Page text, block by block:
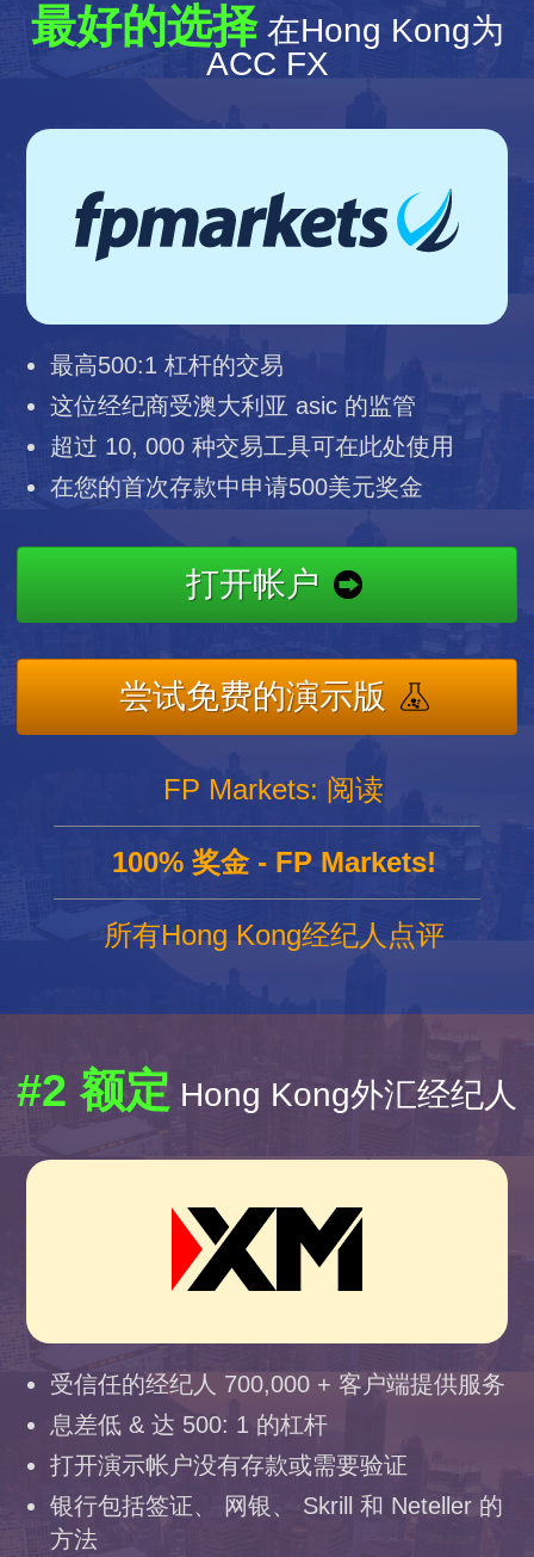
最好的选择在Hong Kong为
ACC FX
最高500:1 杠杆的交易
这位经纪商受澳大利亚 asic 的监管
超过 10, 000 种交易工具可在此处使用
在您的首次存款中申请500美元奖金
打开帐户
尝试免费的演示版
FP Markets: 阅读
100% 奖金 - FP Markets!
所有Hong Kong经纪人点评
#2 额定 Hong Kong外汇经纪人
受信任的经纪人 700,000 + 客户端提供服务
息差低 & 达 500: 1 的杠杆
打开演示帐户没有存款或需要验证
银行包括签证、 网银、 Skrill 和 Neteller 的
方法